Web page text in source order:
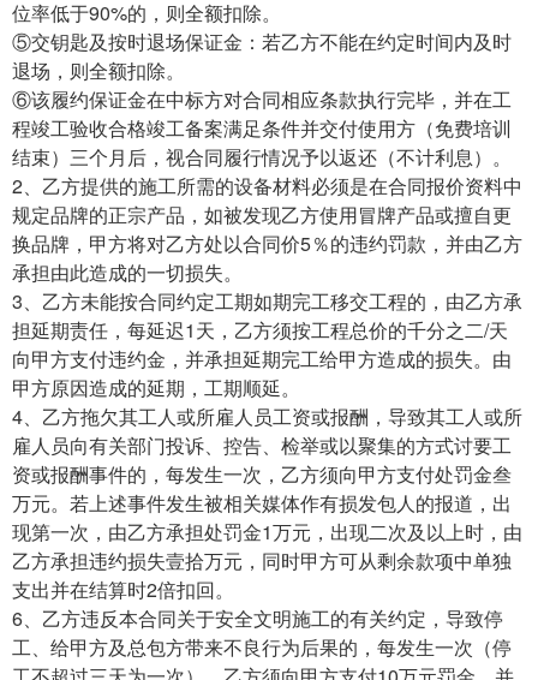
位率低于90%的，则全额扣除。
⑤交钥匙及按时退场保证金：若乙方不能在约定时间内及时
退场，则全额扣除。
⑥该履约保证金在中标方对合同相应条款执行完毕，并在工
程竣工验收合格竣工备案满足条件并交付使用方（免费培训
结束）三个月后，视合同履行情况予以返还（不计利息）。
2、乙方提供的施工所需的设备材料必须是在合同报价资料中
规定品牌的正宗产品，如被发现乙方使用冒牌产品或擅自更
换品牌，甲方将对乙方处以合同价5％的违约罚款，并由乙方
承担由此造成的一切损失。
3、乙方未能按合同约定工期如期完工移交工程的，由乙方承
担延期责任，每延迟1天，乙方须按工程总价的千分之二/天
向甲方支付违约金，并承担延期完工给甲方造成的损失。由
甲方原因造成的延期，工期顺延。
4、乙方拖欠其工人或所雇人员工资或报酬，导致其工人或所
雇人员向有关部门投诉、控告、检举或以聚集的方式讨要工
资或报酬事件的，每发生一次，乙方须向甲方支付处罚金叁
万元。若上述事件发生被相关媒体作有损发包人的报道，出
现第一次，由乙方承担处罚金1万元，出现二次及以上时，由
乙方承担违约损失壹拾万元，同时甲方可从剩余款项中单独
支出并在结算时2倍扣回。
6、乙方违反本合同关于安全文明施工的有关约定，导致停
工、给甲方及总包方带来不良行为后果的，每发生一次（停